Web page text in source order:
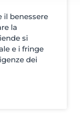
il benessere
la
si
e i fringe
dei